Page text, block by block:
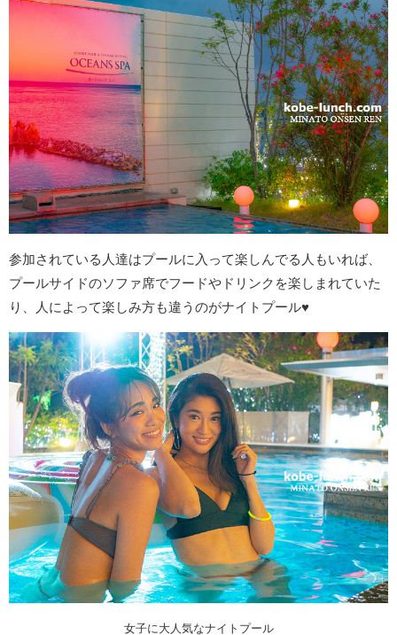
参加されている人達はプールに入って楽しんでる人もいれば、
プールサイドのソファ席でフードやドリンクを楽しまれていた
り、人によって楽しみ方も違うのがナイトプール♥
女子に大人気なナイトプール